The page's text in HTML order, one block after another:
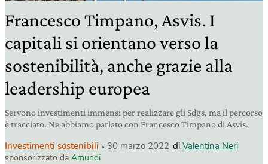
Francesco Timpano, Asvis. I
capitali si orientano verso la
sostenibilità, anche grazie alla
leadership europea
Servono investimenti immensi per realizzare gli Sdgs, ma il percorso
è tracciato. Ne abbiamo parlato con Francesco Timpano di Asvis.
Investimenti sostenibili 30 marzo 2022 di Valentina Neri
sponsorizzato da Amundi